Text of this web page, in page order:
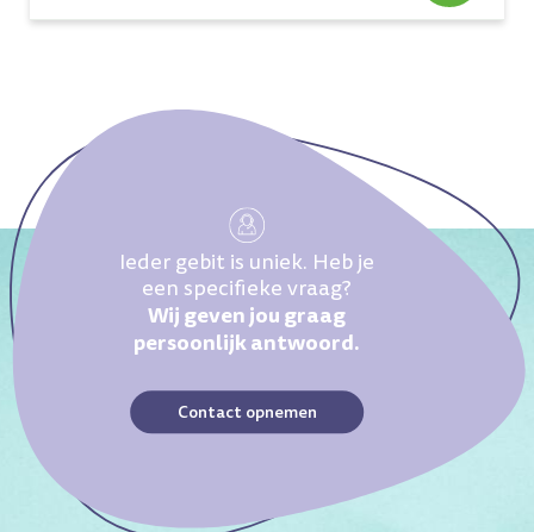
Ieder gebit is uniek. Heb je
een specifieke vraag?
Wij geven jou graag
persoonlijk antwoord.
Contact opnemen